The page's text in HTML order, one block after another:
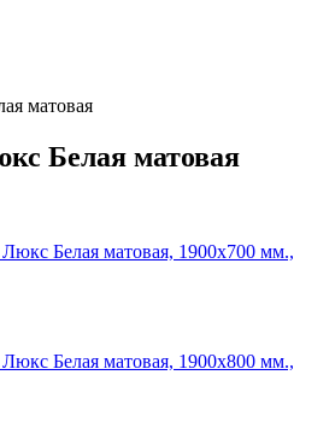
Белая матовая
Белая матовая, 1900х700 мм.,
Белая матовая, 1900х800 мм.,